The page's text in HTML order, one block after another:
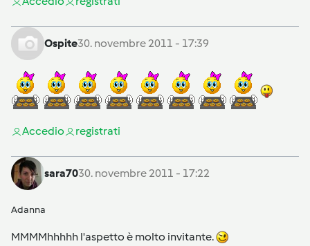
Ospite30. novembre 2011 - 17:39
Accedio registrati
sara7030. novembre 2011 - 17:22
Adanna
MMMMhhhhh l'aspetto è molto invitante.